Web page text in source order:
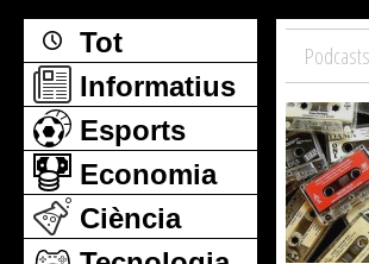
Tot
Informatius
Esports
Economia
Ciència